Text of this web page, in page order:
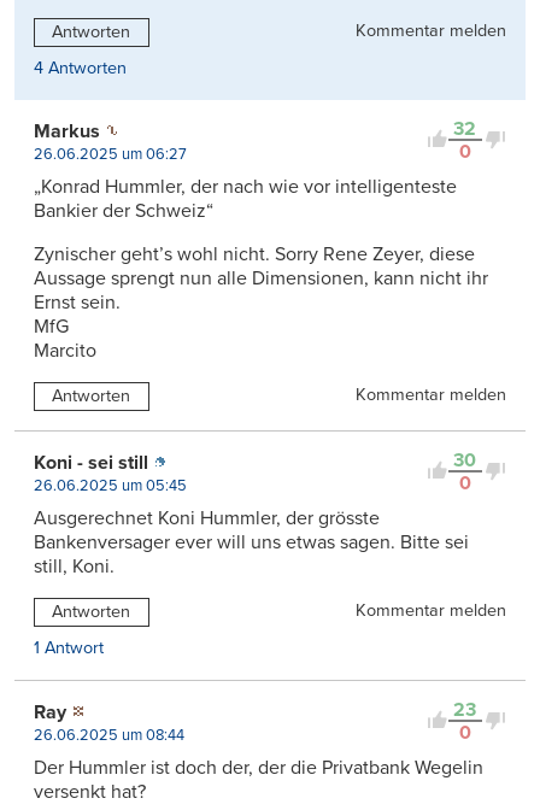
Antworten
Kommentar melden
4 Antworten
32
0
Markus
26.06.2025 um 06:27
„Konrad Hummler, der nach wie vor intelligenteste
Bankier der Schweiz“
Zynischer geht’s wohl nicht. Sorry Rene Zeyer, diese
Aussage sprengt nun alle Dimensionen, kann nicht ihr
Ernst sein.
MfG
Marcito
Antworten Kommentar melden
30
0
Koni - sei still
26.06.2025 um 05:45
Ausgerechnet Koni Hummler, der grösste
Bankenversager ever will uns etwas sagen. Bitte sei
still, Koni.
Antworten
Kommentar melden
1 Antwort
23
0
Ray
26.06.2025 um 08:44
Der Hummler ist doch der, der die Privatbank Wegelin
versenkt hat?